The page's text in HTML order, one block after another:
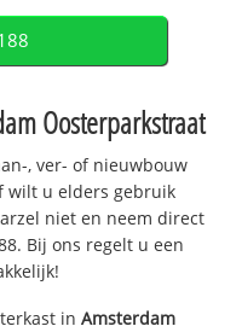
Oosterparkstraat
, ver- of nieuwbouw
wilt u elders gebruik
niet en neem direct
Bij ons regelt u een
inAmsterdam